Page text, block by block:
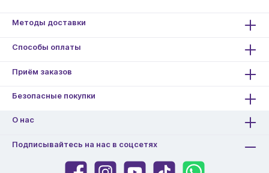
Методы доставки
Способы оплаты
Приём заказов
Безопасные покупки
О нас
Подписывайтесь на нас в соцсетях